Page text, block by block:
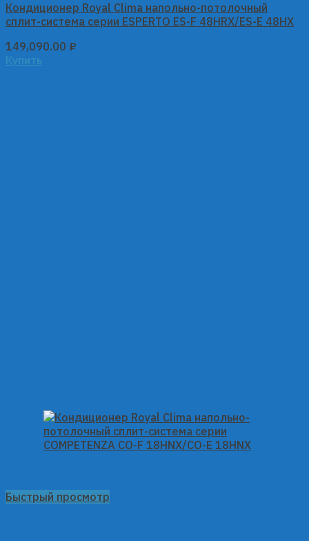
Кондиционер Royal Clima напольно-потолочный
сплит-система серии ESPERTO ES-F 48HRX/ES-E 48HX
149,090.00 ₽
Купить
Быстрый просмотр